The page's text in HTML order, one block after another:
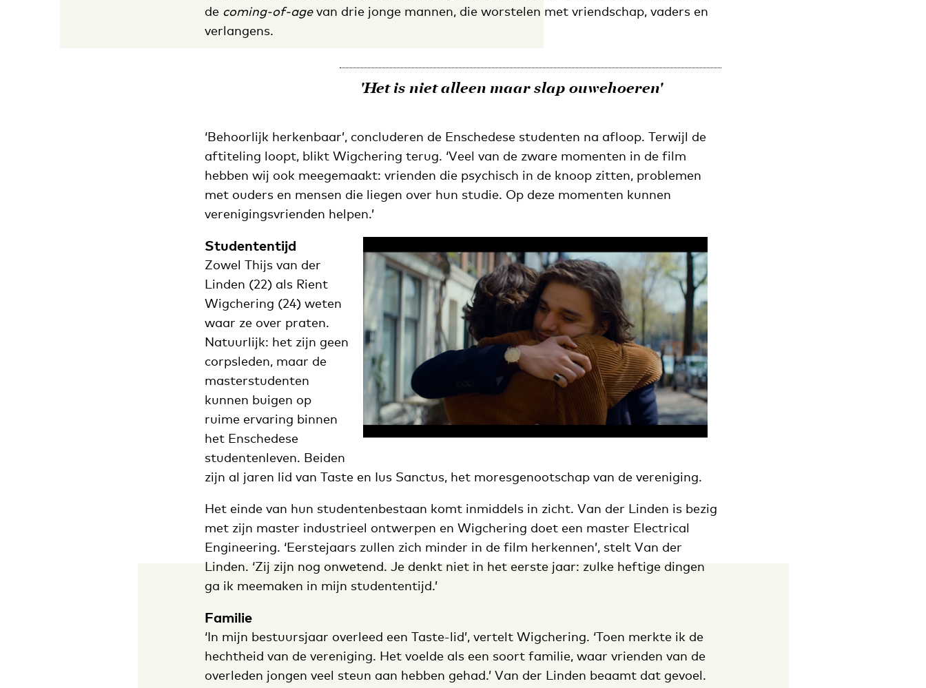
de coming-of-agevan drie jonge mannen, die worstelen met vriendschap, vaders en
verlangens.
'Het is niet alleen maar slap ouwehoeren'
‘Behoorlijk herkenbaar’, concluderen de Enschedese studenten na afloop. Terwijl de
aftiteling loopt, blikt Wigchering terug. ‘Veel van de zware momenten in de film
hebben wij ook meegemaakt: vrienden die psychisch in de knoop zitten, problemen
met ouders en mensen die liegen over hun studie. Op deze momenten kunnen
verenigingsvrienden helpen.’
Studententijd
Zowel Thijs van der
Linden (22) als Rient
Wigchering (24) weten
waar ze over praten.
Natuurlijk: het zijn geen
corpsleden, maar de
masterstudenten
kunnen buigen op
ruime ervaring binnen
het Enschedese
studentenleven. Beiden
zijn al jaren lid van Taste en Ius Sanctus, het moresgenootschap van de vereniging.
Het einde van hun studentenbestaan komt inmiddels in zicht. Van der Linden is bezig
met zijn master industrieel ontwerpen en Wigchering doet een master Electrical
Engineering. ‘Eerstejaars zullen zich minder in de film herkennen’, stelt Van der
Linden. ‘Zij zijn nog onwetend. Je denkt niet in het eerste jaar: zulke heftige dingen
ga ik meemaken in mijn studententijd.’
Familie
‘In mijn bestuursjaar overleed een Taste-lid’, vertelt Wigchering. ‘Toen merkte ik de
hechtheid van de vereniging. Het voelde als een soort familie, waar vrienden van de
overleden jongen veel steun aan hebben gehad.’ Van der Linden beaamt dat gevoel.